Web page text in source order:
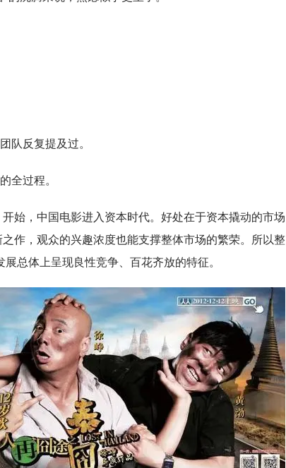
队反复提及过。
全过程。
始，中国电影进入资本时代。好处在于资本撬动的市场
作，观众的兴趣浓度也能支撑整体市场的繁荣。所以整
总体上呈现良性竞争、百花齐放的特征。